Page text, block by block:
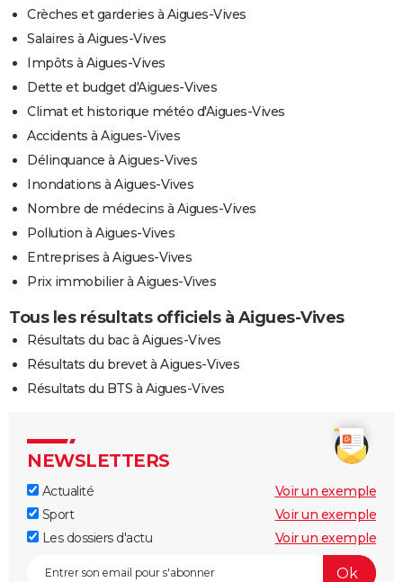
Crèches et garderies à Aigues-Vives
Salaires à Aigues-Vives
Impôts à Aigues-Vives
Dette et budget d'Aigues-Vives
Climat et historique météo d'Aigues-Vives
Accidents à Aigues-Vives
Délinquance à Aigues-Vives
Inondations à Aigues-Vives
Nombre de médecins à Aigues-Vives
Pollution à Aigues-Vives
Entreprises à Aigues-Vives
Prix immobilier à Aigues-Vives
Tous les résultats officiels à Aigues-Vives
Résultats du bac à Aigues-Vives
Résultats du brevet à Aigues-Vives
Résultats du BTS à Aigues-Vives
NEWSLETTERS
Actualité
Voir un exemple
Sport
Voir un exemple
Les dossiers d'actu
Voir un exemple